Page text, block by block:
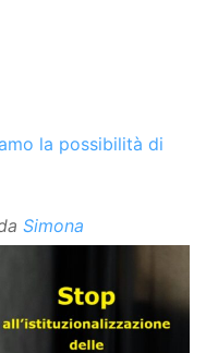
la possibilità di
Simona